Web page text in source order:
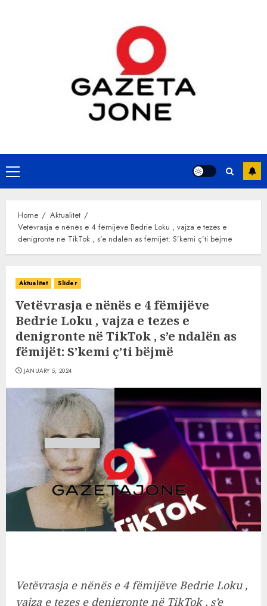
Primary
Menu
Home
Aktualitet
Vetëvrasja e nënës e 4 fëmijëve Bedrie Loku , vajza e tezes e
denigronte në TikTok , s’e ndalën as fëmijët: S’kemi ç’ti bëjmë
Aktualitet Slider
Vetëvrasja e nënës e 4 fëmijëve
Bedrie Loku , vajza e tezes e
denigronte në TikTok , s’e ndalën as
fëmijët: S’kemi ç’ti bëjmë
JANUARY 5, 2024
Vetëvrasja e nënës e 4 fëmijëve Bedrie Loku ,
vajza e tezes e denigronte në TikTok , s’e